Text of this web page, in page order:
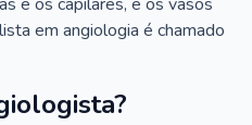
em angiologia é chamado